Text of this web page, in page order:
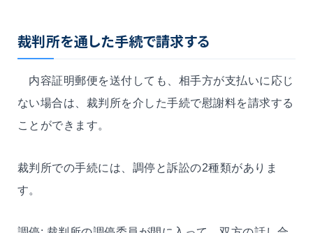
裁判所を通した手続で請求する
内容証明郵便を送付しても、相手方が支払いに応じ
ない場合は、裁判所を介した手続で慰謝料を請求する
ことができます。
裁判所での手続には、調停と訴訟の2種類がありま
す。